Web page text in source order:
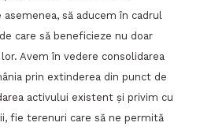
asemenea, să aducem în cadrul
care să beneficieze nu doar
Avem în vedere consolidarea
prin extinderea din punct de
activului existent și privim cu
fie terenuri care să ne permită